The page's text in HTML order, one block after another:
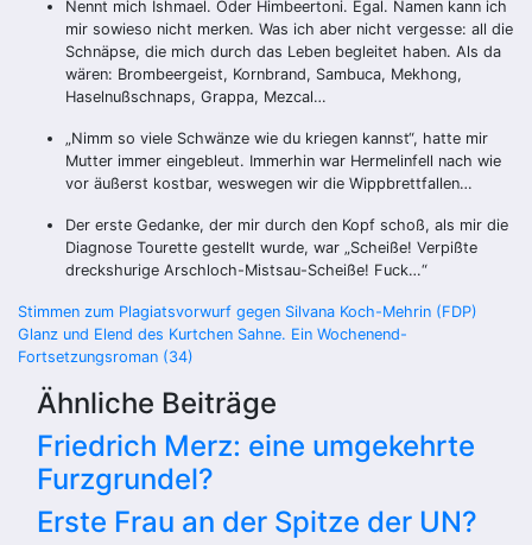
Nennt mich Ishmael. Oder Himbeertoni. Egal. Namen kann ich
mir sowieso nicht merken. Was ich aber nicht vergesse: all die
Schnäpse, die mich durch das Leben begleitet haben. Als da
wären: Brombeergeist, Kornbrand, Sambuca, Mekhong,
Haselnußschnaps, Grappa, Mezcal…
„Nimm so viele Schwänze wie du kriegen kannst“, hatte mir
Mutter immer eingebleut. Immerhin war Hermelinfell nach wie
vor äußerst kostbar, weswegen wir die Wippbrettfallen…
Der erste Gedanke, der mir durch den Kopf schoß, als mir die
Diagnose Tourette gestellt wurde, war „Scheiße! Verpißte
dreckshurige Arschloch-Mistsau-Scheiße! Fuck…“
Beitragsnavigation
Stimmen zum Plagiatsvorwurf gegen Silvana Koch-Mehrin (FDP)
Glanz und Elend des Kurtchen Sahne. Ein Wochenend-
Fortsetzungsroman (34)
Ähnliche Beiträge
Friedrich Merz: eine umgekehrte
Furzgrundel?
Erste Frau an der Spitze der UN?